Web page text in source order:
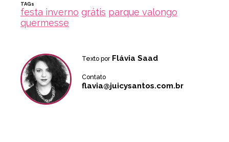
TAGs
festa inverno grátis parque valongo
quermesse
Texto por Flávia Saad
Contato
flavia@juicysantos.com.br